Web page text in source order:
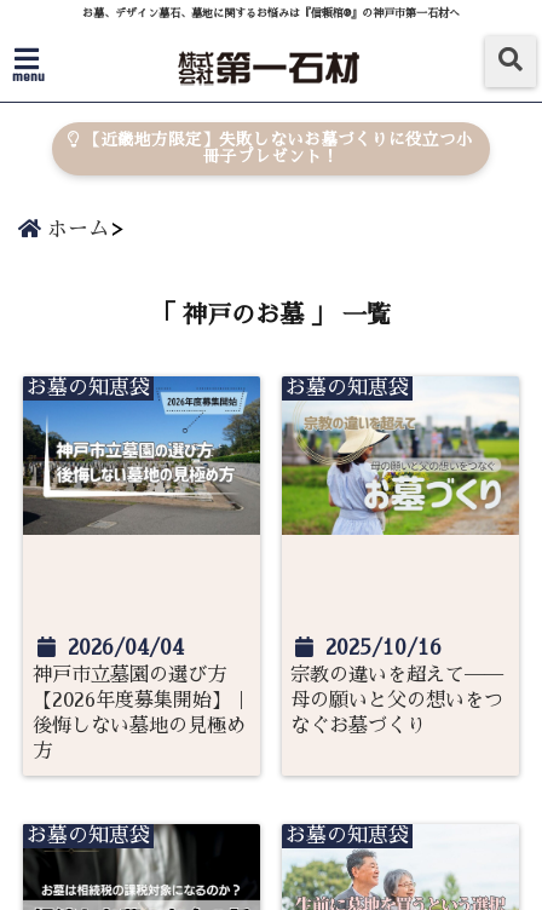
お墓、デザイン墓石、墓地に関するお悩みは『信頼棺®』の神戸市第一石材へ
menu
【近畿地方限定】失敗しないお墓づくりに役立つ小
冊子プレゼント！
ホーム
「 神戸のお墓 」 一覧
お墓の知恵袋
2026/04/04
神戸市立墓園の選び方
【2026年度募集開始】｜
後悔しない墓地の見極め
方
お墓の知恵袋
2025/10/16
宗教の違いを超えて──
母の願いと父の想いをつ
なぐお墓づくり
お墓の知恵袋 お墓の知恵袋